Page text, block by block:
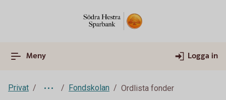
Meny Logga in
Privat Fondskolan Ordlista fonder